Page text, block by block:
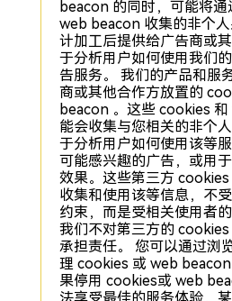
beacon 的同时，可能将
web beacon 收集的非个
计加工后提供给广告商或
于分析用户如何使用我们
告服务。 我们的产品和服
商或其他合作方放置的
beacon 。这些 cookies
能会收集与您相关的非个
于分析用户如何使用该等
可能感兴趣的广告，或用
效果。这些第三方
收集和使用该等信息，不
约束，而是受相关使用者的
我们不对第三方的
承担责任。 您可以通过浏
理 cookies 或 web
果停用 cookies或 web